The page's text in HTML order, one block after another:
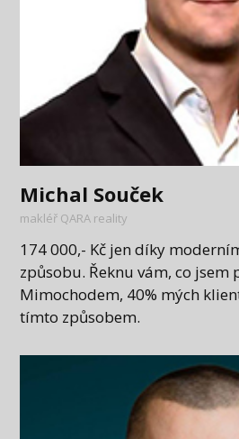
Michal Souček
makléř QARA reality
174 000,- Kč jen díky
způsobu. Řeknu vám, co jsem
Mimochodem, 40% mých
tímto způsobem.